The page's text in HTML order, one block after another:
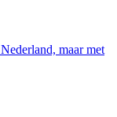
maar met